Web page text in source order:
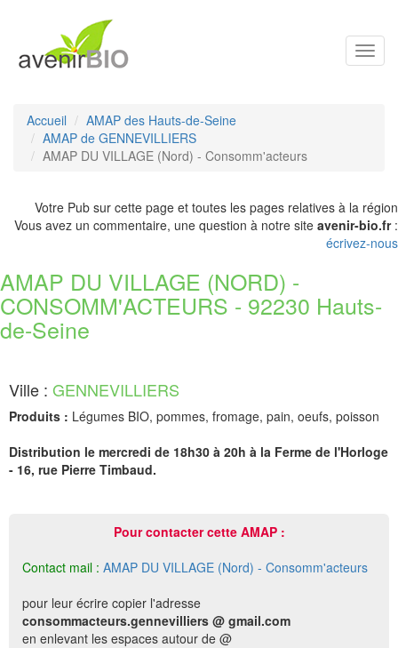
Accueil
AMAP des Hauts-de-Seine
AMAP de GENNEVILLIERS
AMAP DU VILLAGE (Nord) - Consomm'acteurs
Votre Pub sur cette page et toutes les pages relatives à la région
Vous avez un commentaire, une question à notre site avenir-bio.fr:
écrivez-nous
AMAP DU VILLAGE (NORD) -
CONSOMM'ACTEURS - 92230 Hauts-
de-Seine
Ville : GENNEVILLIERS
Produits : Légumes BIO, pommes, fromage, pain, oeufs, poisson
Distribution le mercredi de 18h30 à 20h à la Ferme de l'Horloge
- 16, rue Pierre Timbaud.
Pour contacter cette AMAP :
Contact mail : AMAP DU VILLAGE (Nord) - Consomm'acteurs
pour leur écrire copier l'adresse
consommacteurs.gennevilliers @ gmail.com
en enlevant les espaces autour de @